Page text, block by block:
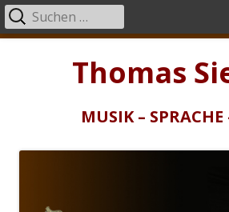
Thomas
MUSIK –
Primäres
Suchen
nach: